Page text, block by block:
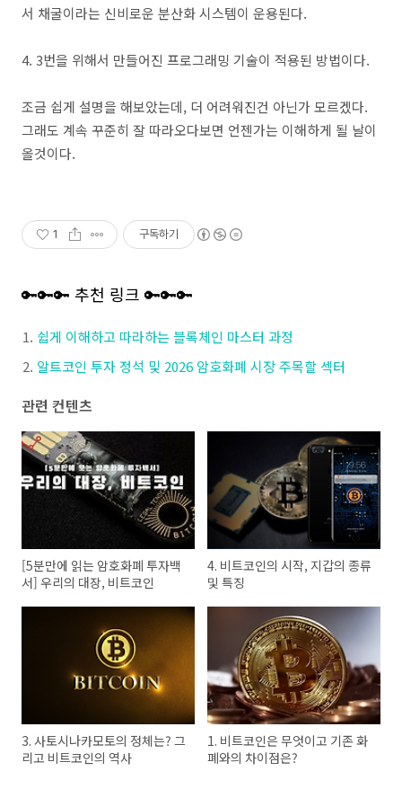
서 채굴이라는 신비로운 분산화 시스템이 운용된다.
4. 3번을 위해서 만들어진 프로그래밍 기술이 적용된 방법이다.
조금 쉽게 설명을 해보았는데, 더 어려워진건 아닌가 모르겠다.
그래도 계속 꾸준히 잘 따라오다보면 언젠가는 이해하게 될 날이
올것이다.
1 구독하기
🔑🔑🔑 추천 링크 🔑🔑🔑
쉽게 이해하고 따라하는 블록체인 마스터 과정
알트코인 투자 정석 및 2026 암호화폐 시장 주목할 섹터
관련 컨텐츠
[5분만에 읽는 암호화폐 투자백
서] 우리의 대장, 비트코인
4. 비트코인의 시작, 지갑의 종류
및 특징
3. 사토시나카모토의 정체는? 그
리고 비트코인의 역사
1. 비트코인은 무엇이고 기존 화
폐와의 차이점은?